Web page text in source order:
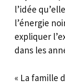
l’idée
l’énergie
expliquer
dans les
« La famille